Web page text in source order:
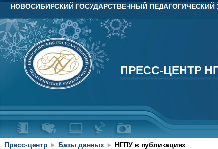
НОВОСИБИРСКИЙ ГОСУДАРСТВЕННЫЙ ПЕДАГОГИЧЕСКИЙ
ПРЕСС-ЦЕНТР
ПРЕСС-ЦЕНТР
Пресс-центр ► Базы данных ► НГПУ в публикациях